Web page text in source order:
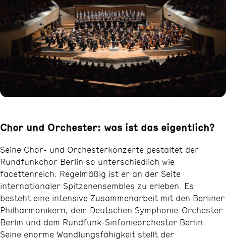
Chor und Orchester: was ist das eigentlich?
Seine Chor- und Orchesterkonzerte gestaltet der
Rundfunkchor Berlin so unterschiedlich wie
facettenreich. Regelmäßig ist er an der Seite
internationaler Spitzenensembles zu erleben. Es
besteht eine intensive Zusammenarbeit mit den Berliner
Philharmonikern, dem Deutschen Symphonie-Orchester
Berlin und dem Rundfunk-Sinfonieorchester Berlin.
Seine enorme Wandlungsfähigkeit stellt der